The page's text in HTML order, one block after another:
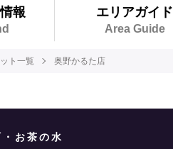
報 エリアガイド
Area Guide
ト一覧 奥野かるた店
お茶の水